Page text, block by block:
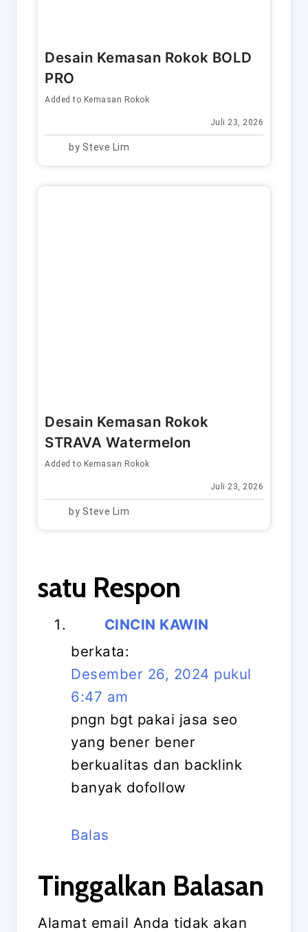
Desain Kemasan Rokok BOLD
PRO
Added to Kemasan Rokok
Juli 23, 2026
by Steve Lim
Desain Kemasan Rokok
STRAVA Watermelon
Added to Kemasan Rokok
Juli 23, 2026
by Steve Lim
satu Respon
CINCIN KAWIN
berkata:
Desember 26, 2024 pukul
6:47 am
pngn bgt pakai jasa seo
yang bener bener
berkualitas dan backlink
banyak dofollow
Balas
Tinggalkan Balasan
Alamat email Anda tidak akan